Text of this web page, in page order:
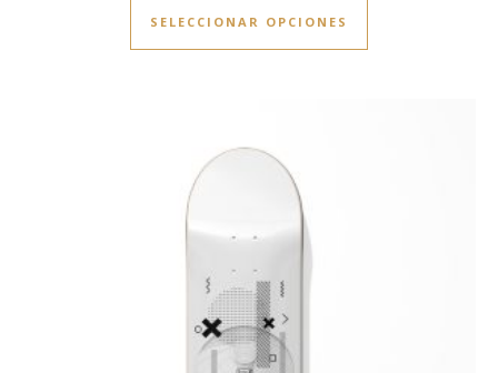
SELECCIONAR OPCIONES